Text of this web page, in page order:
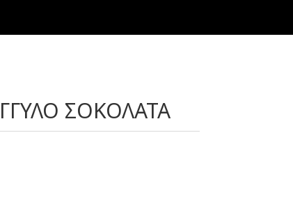
ΣΟΚΟΛΑΤΑ